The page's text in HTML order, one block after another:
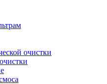
очистки